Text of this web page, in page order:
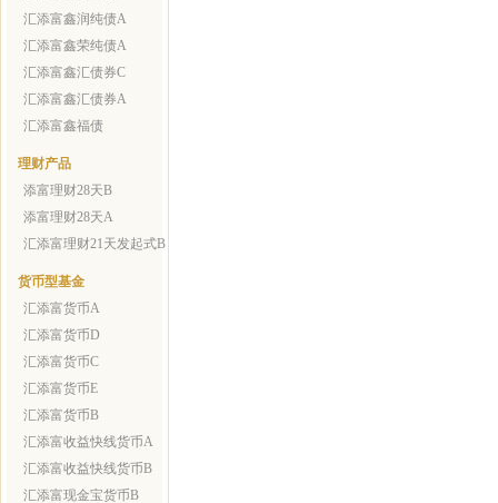
汇添富鑫润纯债A
汇添富鑫荣纯债A
汇添富鑫汇债券C
汇添富鑫汇债券A
汇添富鑫福债
理财产品
添富理财28天B
添富理财28天A
汇添富理财21天发起式B
货币型基金
汇添富货币A
汇添富货币D
汇添富货币C
汇添富货币E
汇添富货币B
汇添富收益快线货币A
汇添富收益快线货币B
汇添富现金宝货币B